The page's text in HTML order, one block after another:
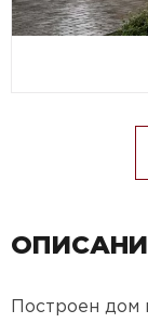
Построен дом